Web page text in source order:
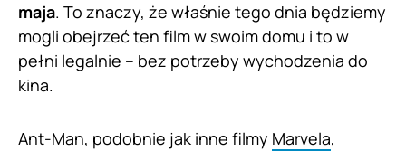
maja. To znaczy, że właśnie tego dnia będziemy
mogli obejrzeć ten film w swoim domu i to w
pełni legalnie – bez potrzeby wychodzenia do
kina.
Ant-Man, podobnie jak inne filmy Marvela,